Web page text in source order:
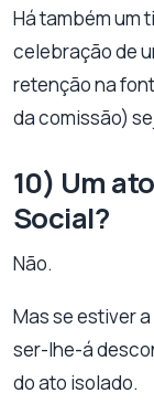
Há também um
celebração de
retenção na
da comissão)
10) Um
Social?
Não.
Mas se estiver
ser-lhe-á
do ato isolado.